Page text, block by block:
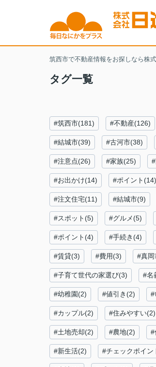
筑西市で不動産情報をお探しなら株
タグ一覧
#筑西市(181) #不動産(126)
#結城市(39) #古河市(38)
#注意点(26) #家族(25)
#お出かけ(14) #ポイント(14)
#注文住宅(11) #結城市(9)
#スポット(5) #グルメ(5)
#ポイント(4) #手続き(4)
#賃貸(3) #費用(3) #真岡
#子育て世代の家選び(3) #名
#幼稚園(2) #値引き(2) #
#カップル(2) #住みやすい(2)
#土地売却(2) #農地(2) #
#新生活(2) #チェックポイン